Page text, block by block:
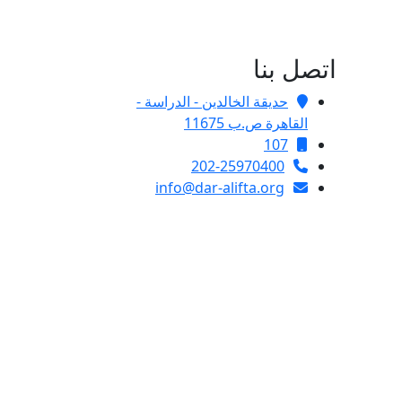
اتصل بنا
حديقة الخالدين - الدراسة -
القاهرة ص.ب 11675
107
202-25970400
info@dar-alifta.org